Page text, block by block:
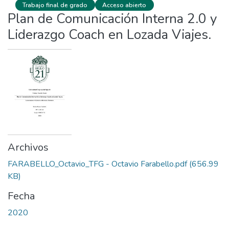
Trabajo final de grado Acceso abierto
Plan de Comunicación Interna 2.0 y
Liderazgo Coach en Lozada Viajes.
Archivos
FARABELLO_Octavio_TFG - Octavio Farabello.pdf(656.99
KB)
Fecha
2020